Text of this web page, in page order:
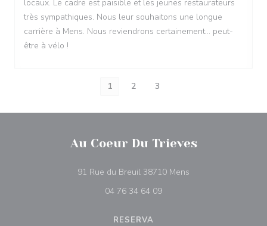
locaux. Le cadre est paisible et les jeunes restaurateurs
très sympathiques. Nous leur souhaitons une longue
carrière à Mens. Nous reviendrons certainement... peut-
être à vélo !
1 2 3
Au Coeur Du Trieves
91 Rue du Breuil 38710 Mens
04 76 34 64 09
RESERVA